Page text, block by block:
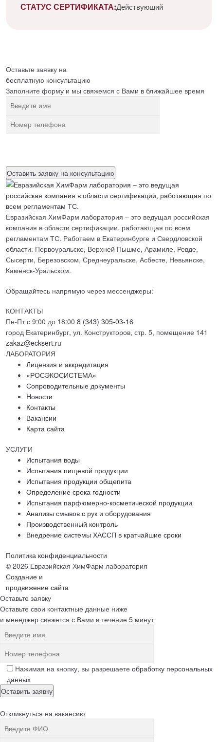
СТАТУС СЕРТИФИКАТА:Действующий
Оставьте заявку на
бесплатную консультацию
Заполните форму и мы свяжемся с Вами в ближайшее время
Евразийская ХимФарм лаборатория – это ведущая российская
компания в области сертификации, работающая по всем
регламентам ТС. Работаем в Екатеринбурге и Свердловской
области: Первоуральске, Верхней Пышме, Арамиле, Ревде,
Сысерти, Березовском, Среднеуральске, Асбесте, Невьянске,
Каменск-Уральском.
Обращайтесь напрямую через мессенджеры:
КОНТАКТЫ
Пн-Пт с 9:00 до 18:00 8 (343) 305-03-16
город Екатеринбург, ул. Конструкторов, стр. 5, помещение 141
zakaz@ecksert.ru
ЛАБОРАТОРИЯ
Лицензия и аккредитация
«РОСЭКОСИСТЕМА»
Сопроводительные документы
Новости
Контакты
Вакансии
Карта сайта
УСЛУГИ
Испытания воды
Испытания пищевой продукции
Испытания продукции общепита
Определение срока годности
Испытания парфюмерно-косметической продукции
Анализы смывов с рук и оборудования
Производственный контроль
Внедрение системы ХАССП в кратчайшие сроки
Политика конфиденциальности
© 2026 Евразийская ХимФарм лаборатория
Создание и
продвижение сайта
Оставьте заявку
Оставьте свои контактные данные ниже
и менеджер свяжется с Вами в течение 5 минут
Нажимая на кнопку, вы разрешаете обработку персональных
данных
Откликнуться на вакансию